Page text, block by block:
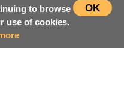
OK
to browse
use of cookies.